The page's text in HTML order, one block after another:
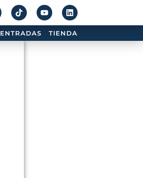
ENTRADAS TIENDA